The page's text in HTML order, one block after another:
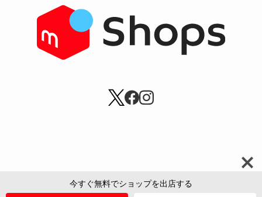
今すぐ無料でショップを出店する